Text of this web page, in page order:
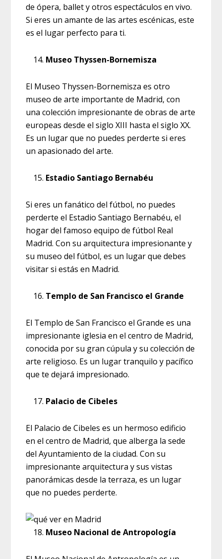
de ópera, ballet y otros espectáculos en vivo.
Si eres un amante de las artes escénicas, este
es el lugar perfecto para ti.
Museo Thyssen-Bornemisza
El Museo Thyssen-Bornemisza es otro
museo de arte importante de Madrid, con
una colección impresionante de obras de arte
europeas desde el siglo XIII hasta el siglo XX.
Es un lugar que no puedes perderte si eres
un apasionado del arte.
Estadio Santiago Bernabéu
Si eres un fanático del fútbol, no puedes
perderte el Estadio Santiago Bernabéu, el
hogar del famoso equipo de fútbol Real
Madrid. Con su arquitectura impresionante y
su museo del fútbol, es un lugar que debes
visitar si estás en Madrid.
Templo de San Francisco el Grande
El Templo de San Francisco el Grande es una
impresionante iglesia en el centro de Madrid,
conocida por su gran cúpula y su colección de
arte religioso. Es un lugar tranquilo y pacífico
que te dejará impresionado.
Palacio de Cibeles
El Palacio de Cibeles es un hermoso edificio
en el centro de Madrid, que alberga la sede
del Ayuntamiento de la ciudad. Con su
impresionante arquitectura y sus vistas
panorámicas desde la terraza, es un lugar
que no puedes perderte.
Museo Nacional de Antropología